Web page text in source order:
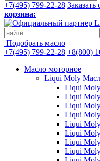
+7(495) 799-22-28
корзина:
Подобрать масло
+7(495) 799-22-28 +8(800)
Масло моторное
Liqui Moly
Liqui
Liqui
Liqui
Liqui
Liqui
Liqui
Liqui
Liqui